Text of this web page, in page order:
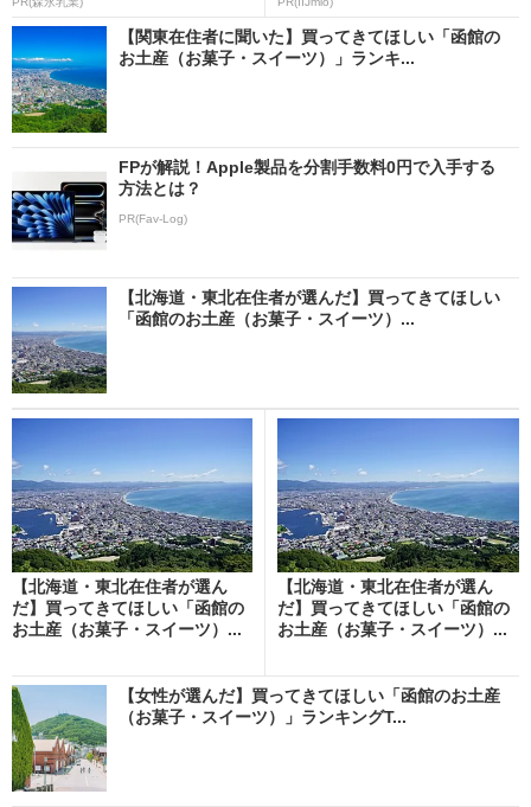
【関東在住者に聞いた】買ってきてほしい「函館の
お土産（お菓子・スイーツ）」ランキ...
FPが解説！Apple製品を分割手数料0円で入手する
方法とは？
PR(Fav-Log)
【北海道・東北在住者が選んだ】買ってきてほしい
「函館のお土産（お菓子・スイーツ）...
【北海道・東北在住者が選ん
だ】買ってきてほしい「函館の
お土産（お菓子・スイーツ）...
【北海道・東北在住者が選ん
だ】買ってきてほしい「函館の
お土産（お菓子・スイーツ）...
【女性が選んだ】買ってきてほしい「函館のお土産
（お菓子・スイーツ）」ランキングT...